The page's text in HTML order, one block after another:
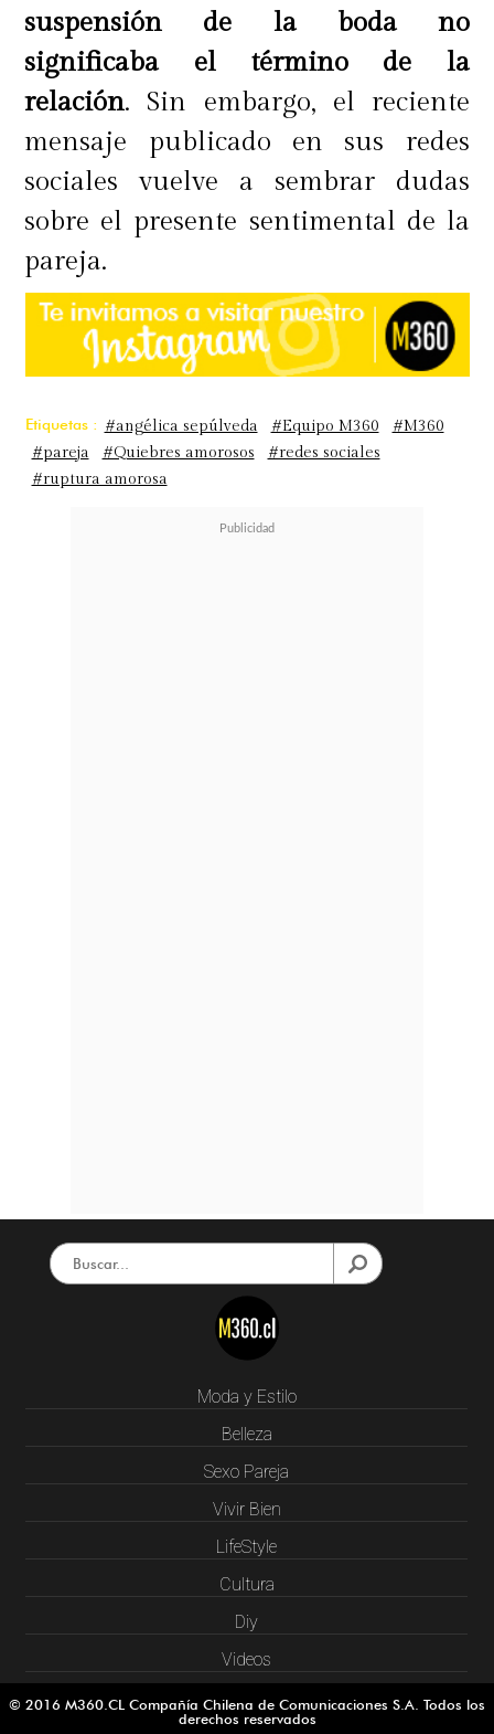
suspensión de la boda no
significaba el término de la
relación. Sin embargo, el reciente
mensaje publicado en sus redes
sociales vuelve a sembrar dudas
sobre el presente sentimental de la
pareja.
Etiquetas : #angélica sepúlveda #Equipo M360
#M360
#pareja
#Quiebres amorosos
#redes sociales
#ruptura amorosa
Moda y Estilo
Belleza
Sexo Pareja
Vivir Bien
LifeStyle
Cultura
Diy
Videos
© 2016 M360.CL Compañía Chilena de Comunicaciones S.A. Todos los
derechos reservados